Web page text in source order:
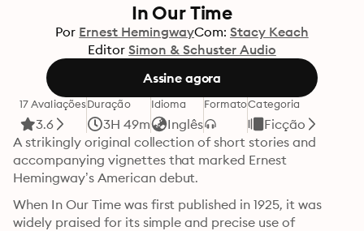
In Our Time
Por Ernest HemingwayCom: Stacy Keach
Editor Simon & Schuster Audio
Assine agora
17 Avaliações
3.6
Duração
3H 49m
Idioma
Inglês
FormatoCategoria
Ficção
A strikingly original collection of short stories and
accompanying vignettes that marked Ernest
Hemingway’s American debut.
When In Our Time was first published in 1925, it was
widely praised for its simple and precise use of